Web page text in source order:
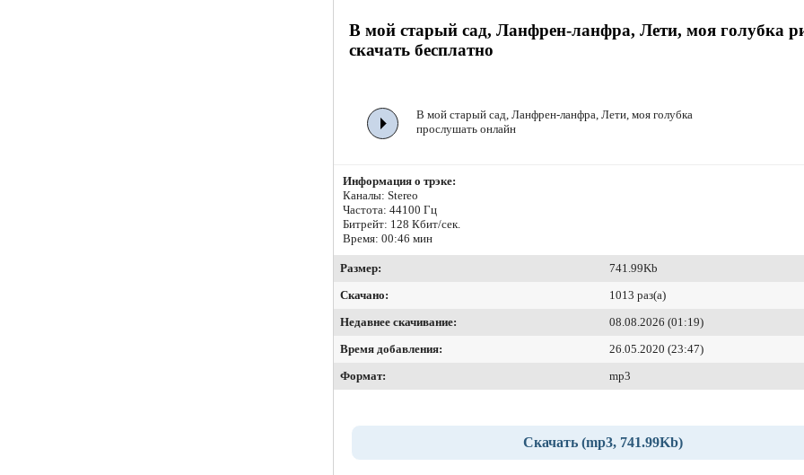
В мой старый сад, Ланфрен-ланфра, Лети, моя голубка
скачать бесплатно
В мой старый сад, Ланфрен-ланфра, Лети, моя голубка
прослушать онлайн
Информация о трэке:
Каналы: Stereo
Частота: 44100 Гц
Битрейт: 128 Кбит/сек.
Время: 00:46 мин
Размер:
741.99Kb
Скачано:
1013 раз(а)
Недавнее скачивание:
08.08.2026 (01:19)
Время добавления:
26.05.2020 (23:47)
Формат:
mp3
Скачать (mp3, 741.99Kb)